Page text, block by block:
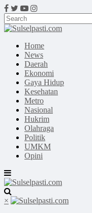
Home
News
Daerah
Ekonomi
Gaya Hidup
Kesehatan
Metro
Nasional
Hukrim
Olahraga
Politik
UMKM
Opini
×